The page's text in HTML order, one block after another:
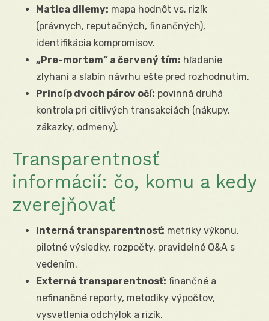
Matica dilemy: mapa hodnôt vs. rizík
(právnych, reputačných, finančných),
identifikácia kompromisov.
„Pre-mortem“ a červený tím: hľadanie
zlyhaní a slabín návrhu ešte pred rozhodnutím.
Princíp dvoch párov očí: povinná druhá
kontrola pri citlivých transakciách (nákupy,
zákazky, odmeny).
Transparentnosť
informácií: čo, komu a kedy
zverejňovať
Interná transparentnosť: metriky výkonu,
pilotné výsledky, rozpočty, pravidelné Q&A s
vedením.
Externá transparentnosť: finančné a
nefinančné reporty, metodiky výpočtov,
vysvetlenia odchýlok a rizík.